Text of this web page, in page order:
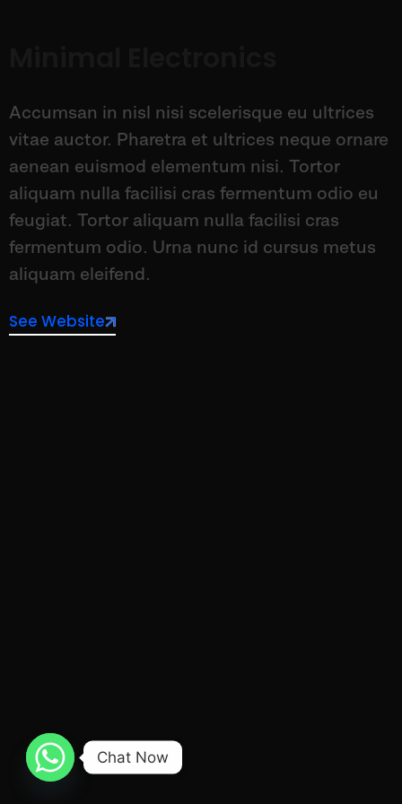
Accumsan in nisl nisi scelerisque eu ultrices
vitae auctor. Pharetra et ultrices neque ornare
aenean euismod elementum nisi. Tortor
aliquam nulla facilisi cras fermentum odio eu
feugiat. Tortor aliquam nulla facilisi cras
fermentum odio. Urna nunc id cursus metus
aliquam eleifend.
See Website
Chat Now